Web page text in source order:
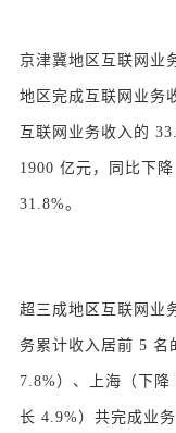
京津冀地区互联网业
地区完成互联网业务
互联网业务收入的
1900 亿元，同比下
31.8%。
超三成地区互联网业
务累计收入居前 5 名
7.8%）、上海（下
长 4.9%）共完成业